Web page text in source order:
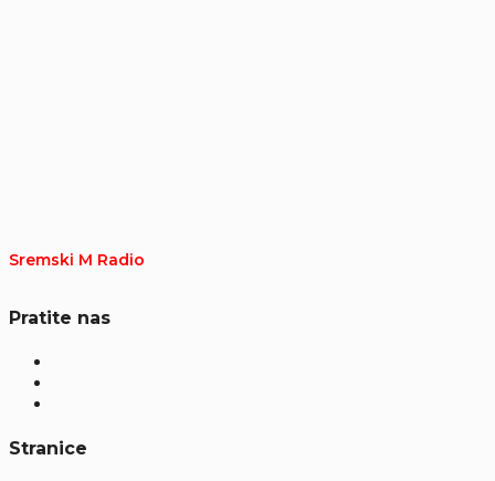
Sremski M Radio
Pratite nas
Stranice